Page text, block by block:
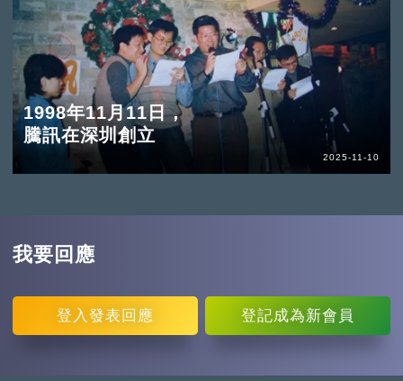
1998年11月11日，
騰訊在深圳創立
2025-11-10
我要回應
登入 發表回應 登記成為新會員